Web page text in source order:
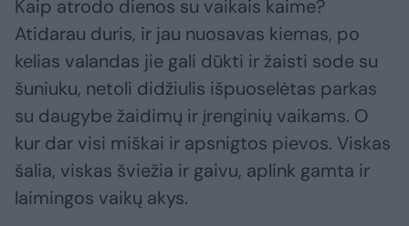
Kaip atrodo dienos su vaikais kaime?
Atidarau duris, ir jau nuosavas kiemas, po
kelias valandas jie gali dūkti ir žaisti sode su
šuniuku, netoli didžiulis išpuoselėtas parkas
su daugybe žaidimų ir įrenginių vaikams. O
kur dar visi miškai ir apsnigtos pievos. Viskas
šalia, viskas šviežia ir gaivu, aplink gamta ir
laimingos vaikų akys.